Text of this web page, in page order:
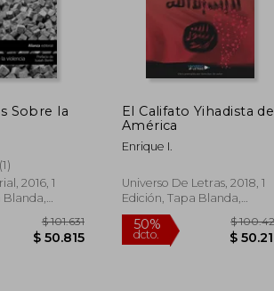
$ 50.729 dcto.
Sobre la
(1)
2016, 1
Blanda,
El Califato Yihadista de
América
Enrique I.
Universo De Letras, 2018, 1
Edición, Tapa Blanda,
Nuevo